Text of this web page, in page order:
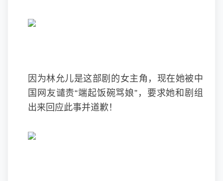
因为林允儿是这部剧的女主角，现在她被中
国网友谴责“端起饭碗骂娘”，要求她和剧组
出来回应此事并道歉！